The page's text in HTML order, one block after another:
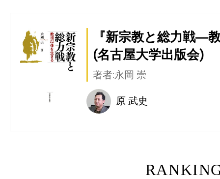
『新宗教と総力戦―
(名古屋大学出版会)
著者:永岡 崇
原 武史